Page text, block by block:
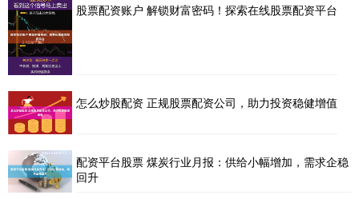
股票配资账户 解锁财富密码！探索在线股票配资平台
怎么炒股配资 正规股票配资公司，助力投资稳健增值
配资平台股票 煤炭行业月报：供给小幅增加，需求企稳
回升